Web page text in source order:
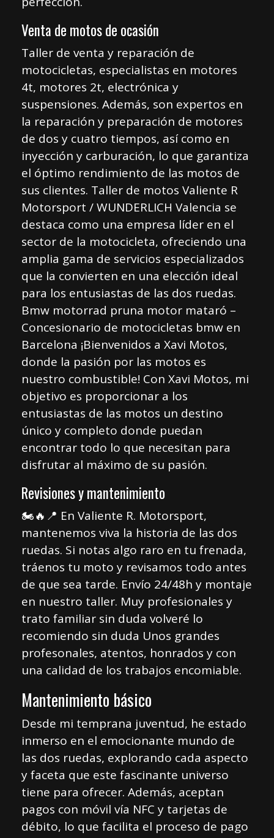
Venta de motos de ocasión​
Taller de venta y reparación de
motocicletas, especialistas en motores
4t, motores 2t, electrónica y
suspensiones. Además, son expertos en
la reparación y preparación de motores
de dos y cuatro tiempos, así como en
inyección y carburación, lo que garantiza
el óptimo rendimiento de las motos de
sus clientes. Taller de motos Valiente R
Motorsport / WUNDERLICH Valencia se
destaca como una empresa líder en el
sector de la motocicleta, ofreciendo una
amplia gama de servicios especializados
que la convierten en una elección ideal
para los entusiastas de las dos ruedas.
Bmw motorrad pruna motor mataró –
Concesionario de motocicletas bmw en
Barcelona ¡Bienvenidos a Xavi Motos,
donde la pasión por las motos es
nuestro combustible! Con Xavi Motos, mi
objetivo es proporcionar a los
entusiastas de las motos un destino
único y completo donde puedan
encontrar todo lo que necesitan para
disfrutar al máximo de su pasión.
Revisiones y mantenimiento
🏍🔥📍 En Valiente R. Motorsport,
mantenemos viva la historia de las dos
ruedas. Si notas algo raro en tu frenada,
tráenos tu moto y revisamos todo antes
de que sea tarde. Envío 24/48h y montaje
en nuestro taller. Muy profesionales y
trato familiar sin duda volveré lo
recomiendo sin duda Unos grandes
profesonales, atentos, honrados y con
una calidad de los trabajos encomiable.
Mantenimiento básico
Desde mi temprana juventud, he estado
inmerso en el emocionante mundo de
las dos ruedas, explorando cada aspecto
y faceta que este fascinante universo
tiene para ofrecer. Además, aceptan
pagos con móvil vía NFC y tarjetas de
débito, lo que facilita el proceso de pago